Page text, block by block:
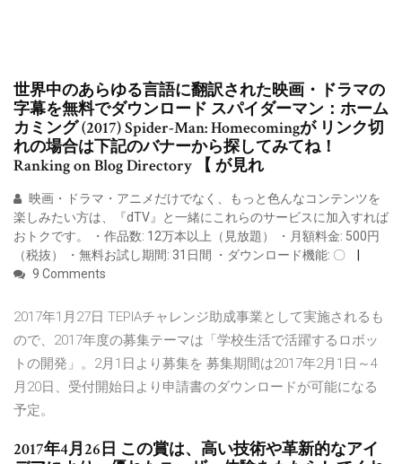
世界中のあらゆる言語に翻訳された映画・ドラマの
字幕を無料でダウンロード スパイダーマン：ホーム
カミング (2017) Spider-Man: Homecomingが リンク切
れの場合は下記のバナーから探してみてね！
Ranking on Blog Directory 【 が見れ
映画・ドラマ・アニメだけでなく、もっと色んなコンテンツを
楽しみたい方は、『dTV』と一緒にこれらのサービスに加入すれば
おトクです。 ・作品数: 12万本以上（見放題） ・月額料金: 500円
（税抜） ・無料お試し期間: 31日間 ・ダウンロード機能: 〇
9 Comments
2017年1月27日 TEPIAチャレンジ助成事業として実施されるも
ので、2017年度の募集テーマは「学校生活で活躍するロボッ
トの開発」。2月1日より募集を 募集期間は2017年2月1日～4
月20日、受付開始日より申請書のダウンロードが可能になる
予定。
2017年4月26日 この賞は、高い技術や革新的なアイ